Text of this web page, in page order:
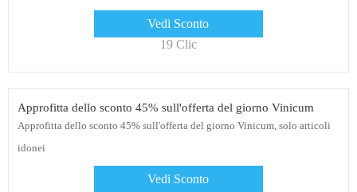
Vedi Sconto
19 Clic
Approfitta dello sconto 45% sull'offerta del giorno Vinicum
Approfitta dello sconto 45% sull'offerta del giorno Vinicum, solo articoli
idonei
Vedi Sconto